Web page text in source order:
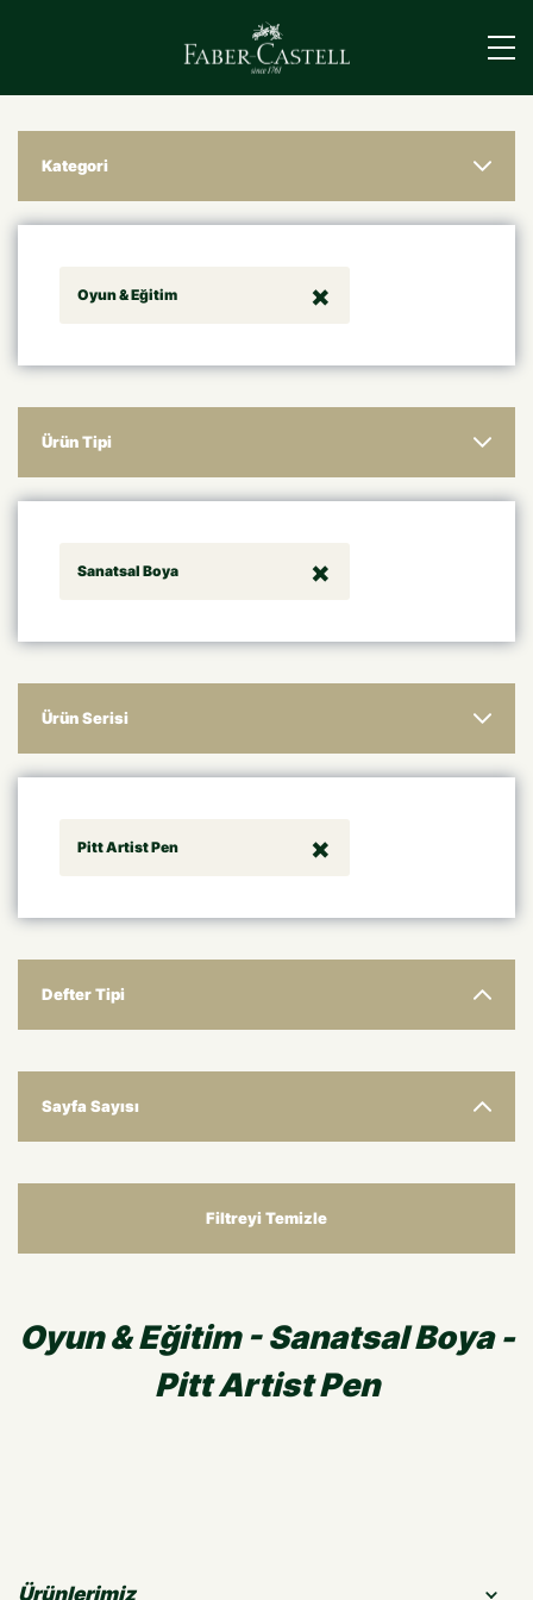
Kategori
Oyun & Eğitim
Ürün Tipi
Sanatsal Boya
Ürün Serisi
Pitt Artist Pen
Defter Tipi
Sayfa Sayısı
Filtreyi Temizle
Oyun & Eğitim - Sanatsal Boya -
Pitt Artist Pen
Ürünlerimiz